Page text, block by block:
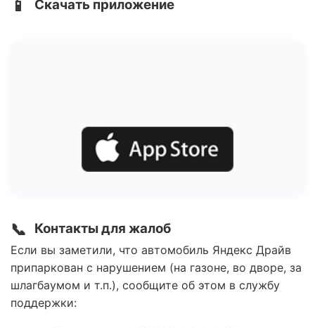
📱 Скачать приложение
📞 Контакты для жалоб
Если вы заметили, что автомобиль Яндекс Драйв
припаркован с нарушением (на газоне, во дворе, за
шлагбаумом и т.п.), сообщите об этом в службу
поддержки: